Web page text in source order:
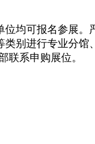
可报名参展。
别进行专业分馆
联系申购展位。